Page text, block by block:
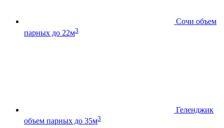
Сочи объем
парных до 22м3
Геленджик
объем парных до 35м3